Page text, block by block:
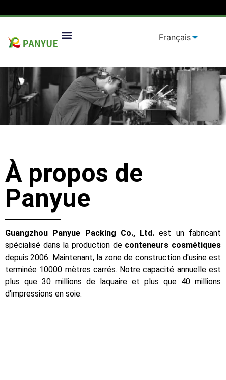
À propos de
Panyue
Guangzhou Panyue Packing Co., Ltd. est un fabricant
spécialisé dans la production de conteneurs cosmétiques
depuis 2006. Maintenant, la zone de construction d'usine est
terminée 10000 mètres carrés. Notre capacité annuelle est
plus que 30 millions de laquaire et plus que 40 millions
d'impressions en soie.